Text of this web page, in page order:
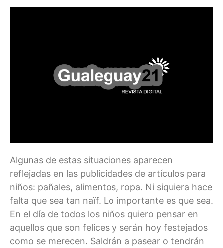
Algunas de estas situaciones aparecen
reflejadas en las publicidades de artículos para
niños: pañales, alimentos, ropa. Ni siquiera hace
falta que sea tan naïf. Lo importante es que sea.
En el día de todos los niños quiero pensar en
aquellos que son felices y serán hoy festejados
como se merecen. Saldrán a pasear o tendrán